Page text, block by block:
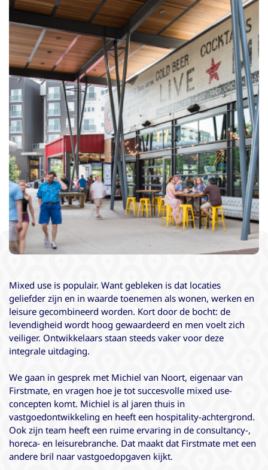
Mixed use is populair. Want gebleken is dat locaties
geliefder zijn en in waarde toenemen als wonen, werken en
leisure gecombineerd worden. Kort door de bocht: de
levendigheid wordt hoog gewaardeerd en men voelt zich
veiliger. Ontwikkelaars staan steeds vaker voor deze
integrale uitdaging.
We gaan in gesprek met Michiel van Noort, eigenaar van
Firstmate, en vragen hoe je tot succesvolle mixed use-
concepten komt. Michiel is al jaren thuis in
vastgoedontwikkeling en heeft een hospitality-achtergrond.
Ook zijn team heeft een ruime ervaring in de consultancy-,
horeca- en leisurebranche. Dat maakt dat Firstmate met een
andere bril naar vastgoedopgaven kijkt.